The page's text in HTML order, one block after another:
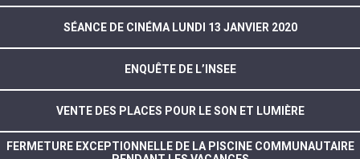
SÉANCE DE CINÉMA LUNDI 13 JANVIER 2020
ENQUÊTE DE L’INSEE
VENTE DES PLACES POUR LE SON ET LUMIÈRE
FERMETURE EXCEPTIONNELLE DE LA PISCINE COMMUNAUTAIRE